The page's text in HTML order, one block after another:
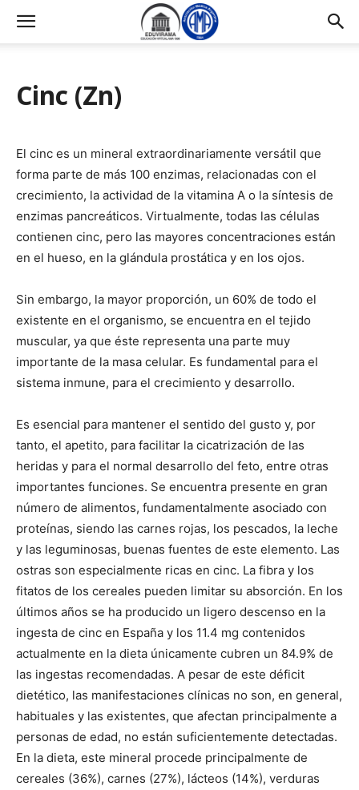
Cinc (Zn)
El cinc es un mineral extraordinariamente versátil que
forma parte de más 100 enzimas, relacionadas con el
crecimiento, la actividad de la vitamina A o la síntesis de
enzimas pancreáticos. Virtualmente, todas las células
contienen cinc, pero las mayores concentraciones están
en el hueso, en la glándula prostática y en los ojos.
Sin embargo, la mayor proporción, un 60% de todo el
existente en el organismo, se encuentra en el tejido
muscular, ya que éste representa una parte muy
importante de la masa celular. Es fundamental para el
sistema inmune, para el crecimiento y desarrollo.
Es esencial para mantener el sentido del gusto y, por
tanto, el apetito, para facilitar la cicatrización de las
heridas y para el normal desarrollo del feto, entre otras
importantes funciones. Se encuentra presente en gran
número de alimentos, fundamentalmente asociado con
proteínas, siendo las carnes rojas, los pescados, la leche
y las leguminosas, buenas fuentes de este elemento. Las
ostras son especialmente ricas en cinc. La fibra y los
fitatos de los cereales pueden limitar su absorción. En los
últimos años se ha producido un ligero descenso en la
ingesta de cinc en España y los 11.4 mg contenidos
actualmente en la dieta únicamente cubren un 84.9% de
las ingestas recomendadas. A pesar de este déficit
dietético, las manifestaciones clínicas no son, en general,
habituales y las existentes, que afectan principalmente a
personas de edad, no están suficientemente detectadas.
En la dieta, este mineral procede principalmente de
cereales (36%), carnes (27%), lácteos (14%), verduras